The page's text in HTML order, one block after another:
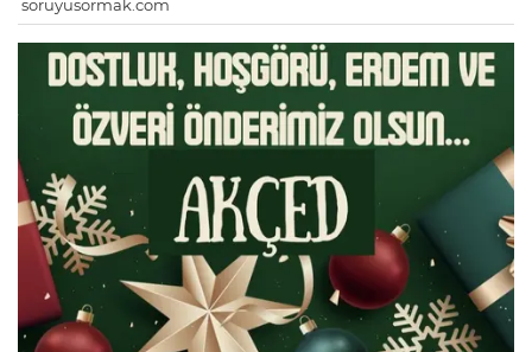
soruyusormak.com